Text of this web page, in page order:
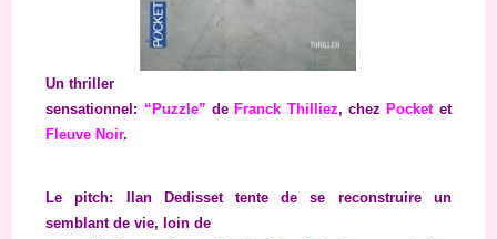
Un thriller
sensationnel: “Puzzle” de Franck Thilliez, chez Pocketet
Fleuve Noir.
Le pitch: Ilan Dedisset tente de se reconstruire un
semblant de vie, loin de